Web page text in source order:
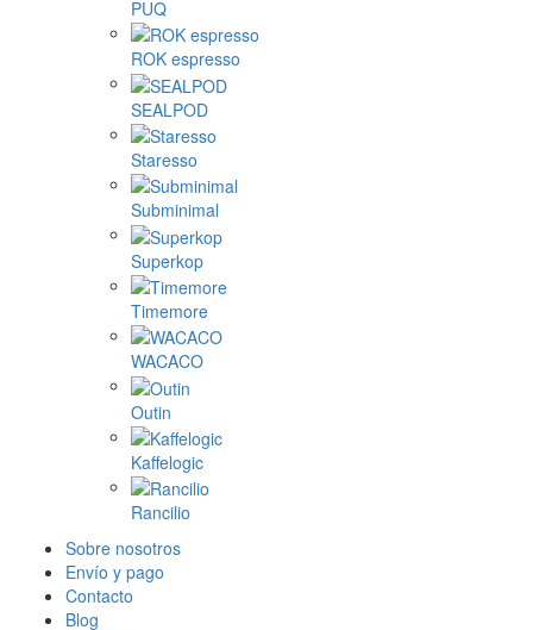
PUQ
ROK espresso
SEALPOD
Staresso
Subminimal
Superkop
Timemore
WACACO
Outin
Kaffelogic
Rancilio
Sobre nosotros
Envío y pago
Contacto
Blog